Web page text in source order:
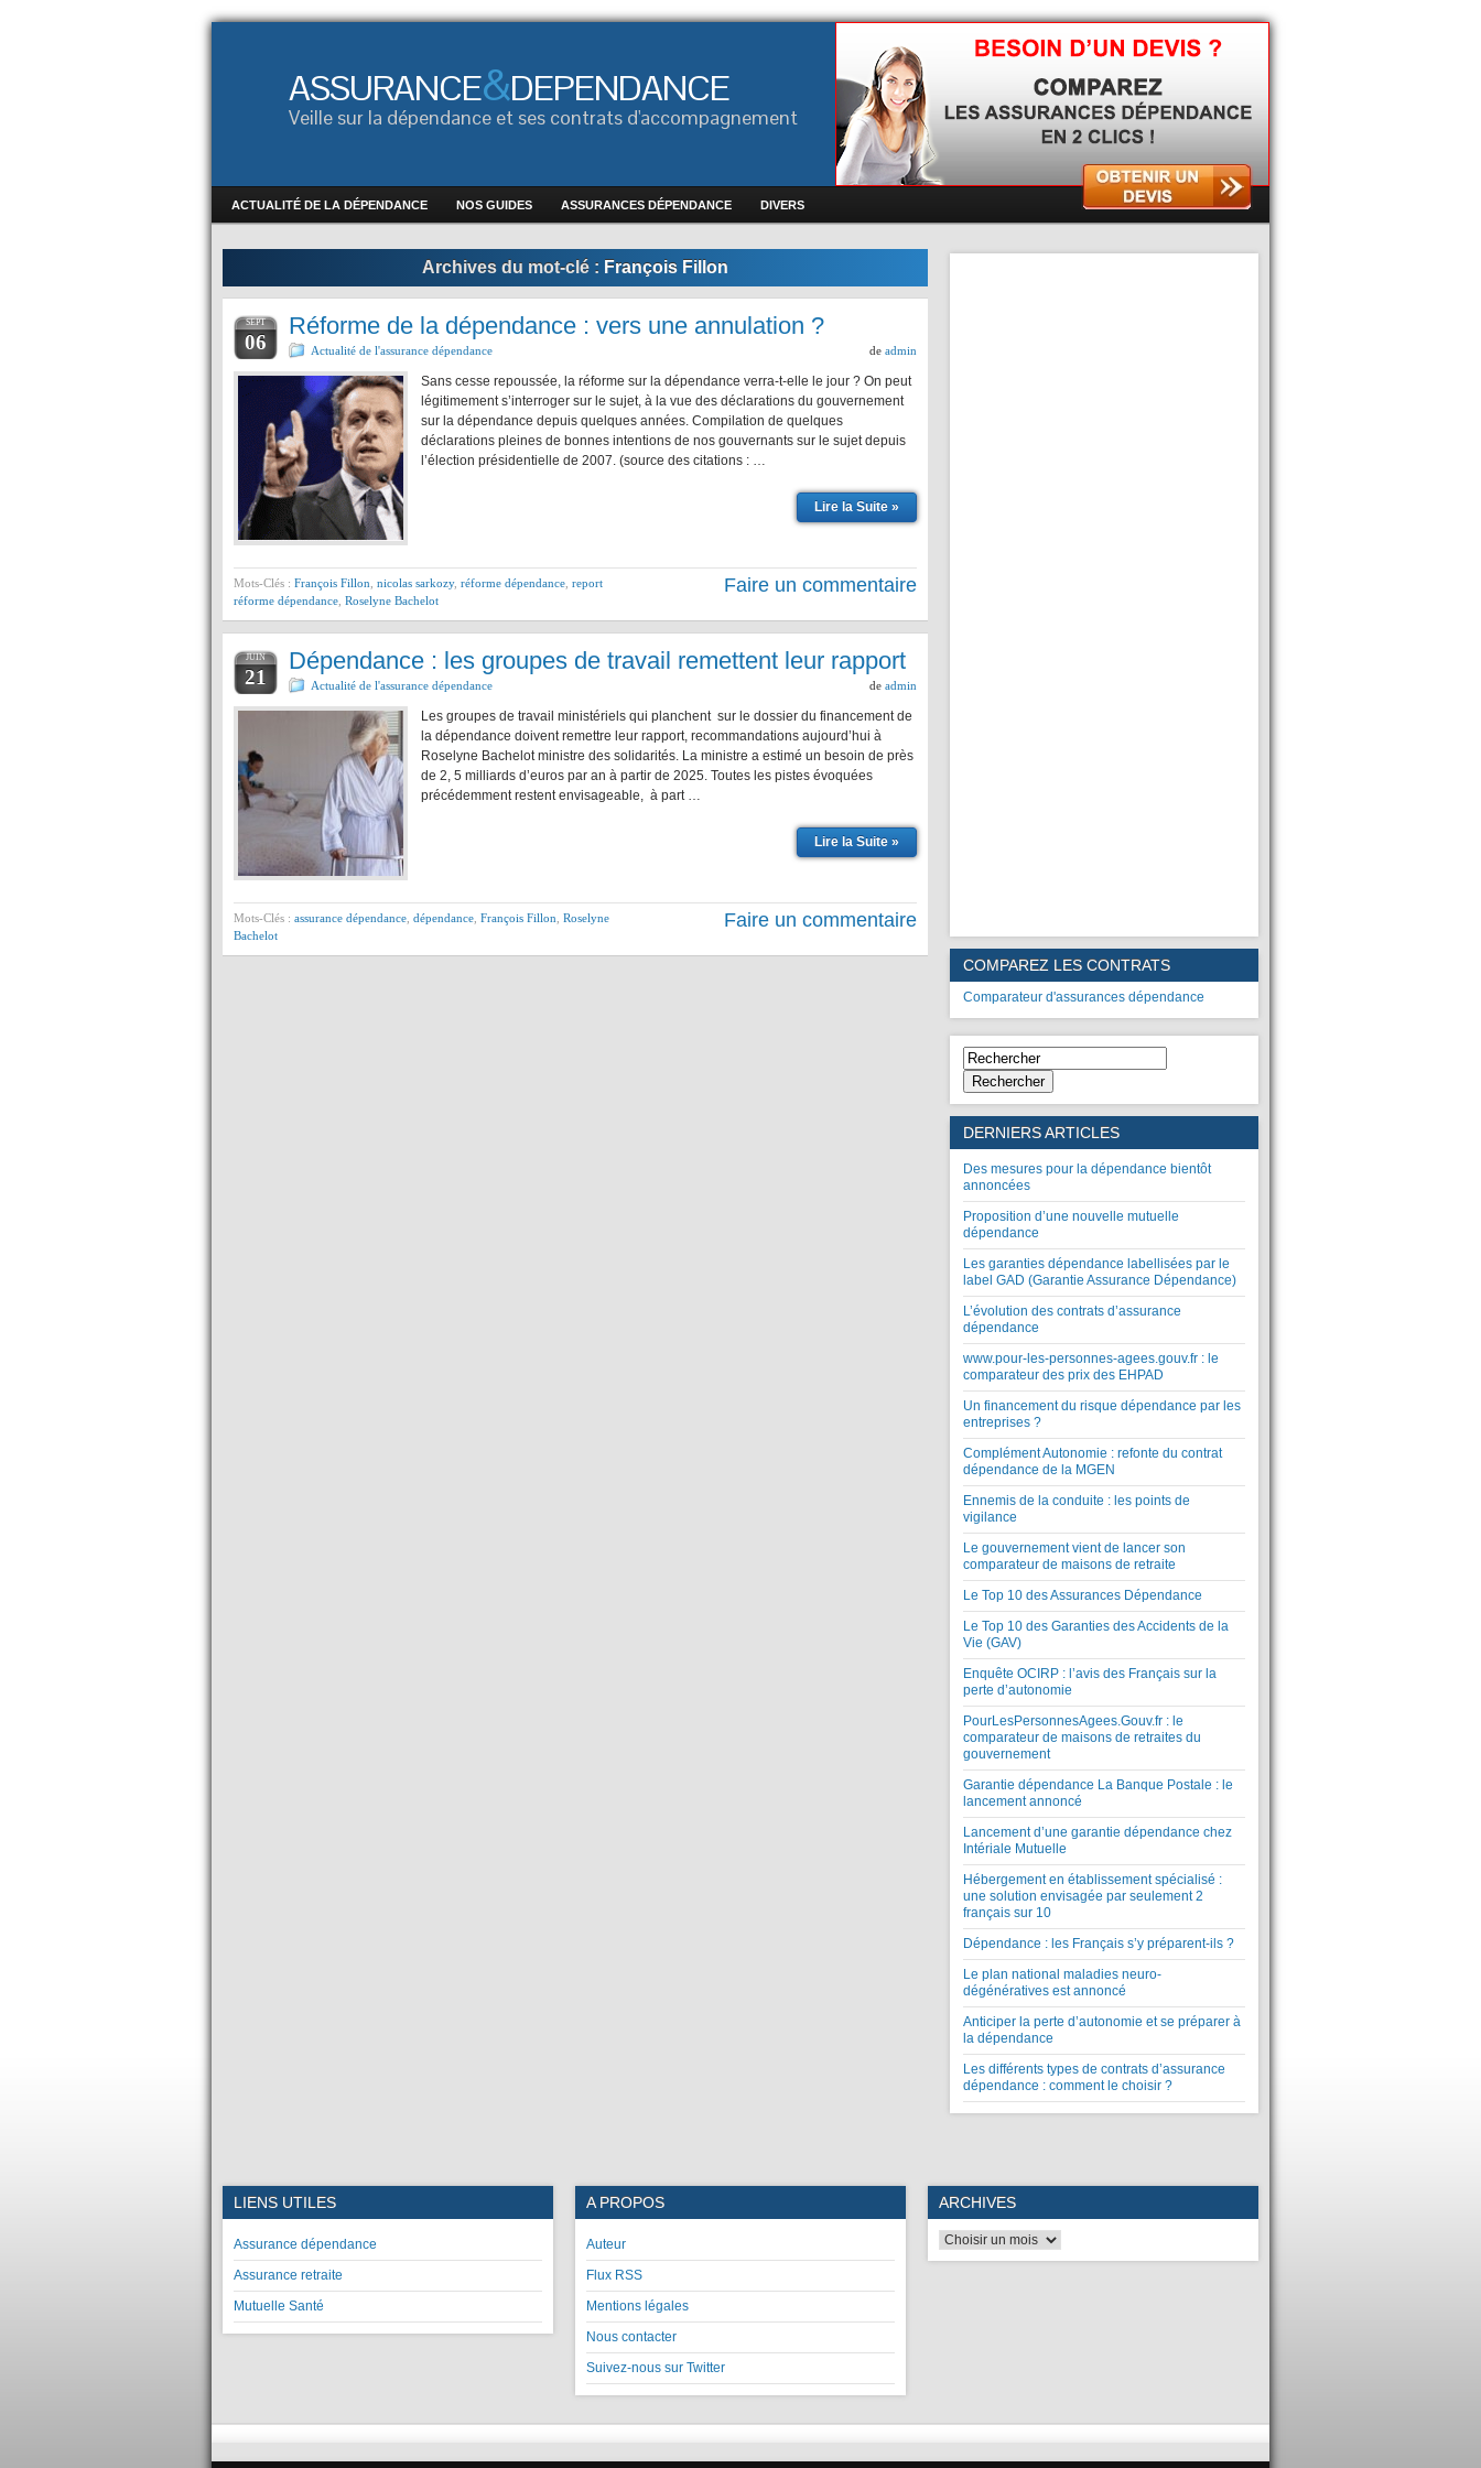
ASSURANCE&DEPENDANCE
Veille sur la dépendance et ses contrats d'accompagnement
ACTUALITÉ DE LA DÉPENDANCE NOS GUIDES ASSURANCES DÉPENDANCE DIVERS
Archives du mot-clé : François Fillon
SEPT
06
Réforme de la dépendance : vers une annulation ?
Actualité de l'assurance dépendance de admin
Sans cesse repoussée, la réforme sur la dépendance verra-t-elle le jour ? On peut
légitimement s’interroger sur le sujet, à la vue des déclarations du gouvernement
sur la dépendance depuis quelques années. Compilation de quelques
déclarations pleines de bonnes intentions de nos gouvernants sur le sujet depuis
l’élection présidentielle de 2007. (source des citations : …
Lire la Suite »
Mots-Clés : François Fillon nicolas sarkozy, réforme dépendance report
réforme dépendance Roselyne Bachelot
Faire un commentaire
JUIN
21
Dépendance : les groupes de travail remettent leur rapport
Actualité de l'assurance dépendance de admin
Les groupes de travail ministériels qui planchent sur le dossier du financement de
la dépendance doivent remettre leur rapport, recommandations aujourd’hui à
Roselyne Bachelot ministre des solidarités. La ministre a estimé un besoin de près
de 2, 5 milliards d’euros par an à partir de 2025. Toutes les pistes évoquées
précédemment restent envisageable, à part …
Lire la Suite »
Mots-Clés : assurance dépendance dépendance François Fillon Roselyne
Bachelot
Faire un commentaire
COMPAREZ LES CONTRATS
Comparateur d'assurances dépendance
Rechercher
DERNIERS ARTICLES
Des mesures pour la dépendance bientôt
annoncées
Proposition d’une nouvelle mutuelle
dépendance
Les garanties dépendance labellisées par le
label GAD (Garantie Assurance Dépendance)
L’évolution des contrats d’assurance
dépendance
www.pour-les-personnes-agees.gouv.fr : le
comparateur des prix des EHPAD
Un financement du risque dépendance par les
entreprises ?
Complément Autonomie : refonte du contrat
dépendance de la MGEN
Ennemis de la conduite : les points de
vigilance
Le gouvernement vient de lancer son
comparateur de maisons de retraite
Le Top 10 des Assurances Dépendance
Le Top 10 des Garanties des Accidents de la
Vie (GAV)
Enquête OCIRP : l’avis des Français sur la
perte d’autonomie
PourLesPersonnesAgees.Gouv.fr : le
comparateur de maisons de retraites du
gouvernement
Garantie dépendance La Banque Postale : le
lancement annoncé
Lancement d’une garantie dépendance chez
Intériale Mutuelle
Hébergement en établissement spécialisé :
une solution envisagée par seulement 2
français sur 10
Dépendance : les Français s’y préparent-ils ?
Le plan national maladies neuro-
dégénératives est annoncé
Anticiper la perte d’autonomie et se préparer à
la dépendance
Les différents types de contrats d’assurance
dépendance : comment le choisir ?
LIENS UTILES
Assurance dépendance
Assurance retraite
Mutuelle Santé
A PROPOS
Auteur
Flux RSS
Mentions légales
Nous contacter
Suivez-nous sur Twitter
ARCHIVES